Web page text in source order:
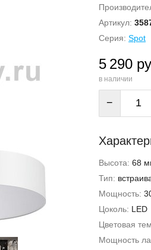
Артикул:
Серия: Spot
5 290
в наличии
−
Высота: 68
Тип:
Мощность:
Цоколь: LED
Цветовая
Мощность